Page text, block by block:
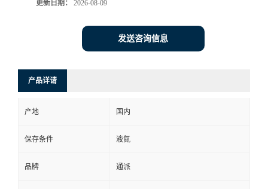
更新日期： 2026-08-09
发送咨询信息
产品详请
产地 国内
保存条件 液氮
品牌 通派